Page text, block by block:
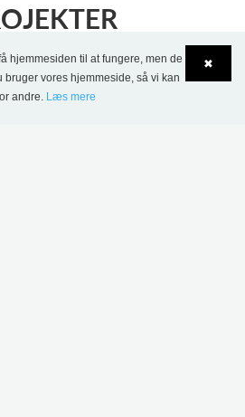
✖
hjemmesiden til at fungere, men de
vores hjemmeside, så vi kan
andre. Læs mere